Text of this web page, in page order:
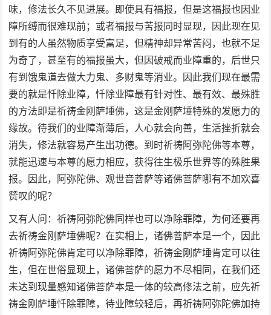
味，修法长久不见进展。即使具有福报，但是这福报也因业
障所缚而很难现前；或者福报与苦报同时显现，因此现在见
到有的人虽然物质享受富足，但精神却异常苦闷，也就不足
为奇了，甚至有的福报虽大，但因破戒而业障重的，后世只
有到饿鬼道去做大力鬼、多财鬼等消业。因此我们现在最需
要的就是忏除业障，忏除业障最有针对性、最有效、最殊胜
的方法即是祈祷金刚萨埵佛，这是金刚萨埵特殊的发愿力的
缘故。待我们的业障渐薄后，人心就会向善，生活挫折就会
消失，修法就容易产生出功德。到时祈祷阿弥陀佛等本尊，
就能迅速与本尊的愿力相应，获得往生极乐世界等的殊胜果
报。因此，阿弥陀佛、观世音菩萨等诸佛菩萨哪有不加欢喜
赞叹的呢？
又有人问：祈祷阿弥陀佛同样也可以净除罪障，为何还要再
去祈祷金刚萨埵佛呢？在实相上，诸佛菩萨本是一个，因此
祈祷阿弥陀佛肯定可以净除罪障，祈祷金刚萨埵肯定可以往
生，但在世俗显现上，诸佛菩萨的愿力不尽相同，在我们还
未达到现量感知诸佛菩萨本是一体的较高修法之前，应先祈
祷金刚萨埵忏除罪障，待业障较轻后，再祈祷阿弥陀佛加持